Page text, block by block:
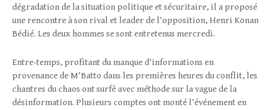
dégradation de la situation politique et sécuritaire, il a proposé
une rencontre à son rival et leader de l’opposition, Henri Konan
Bédié. Les deux hommes se sont entretenus mercredi.
Entre-temps, profitant du manque d’informations en
provenance de M’Batto dans les premières heures du conflit, les
chantres du chaos ont surfé avec méthode sur la vague de la
désinformation. Plusieurs comptes ont monté l’événement en